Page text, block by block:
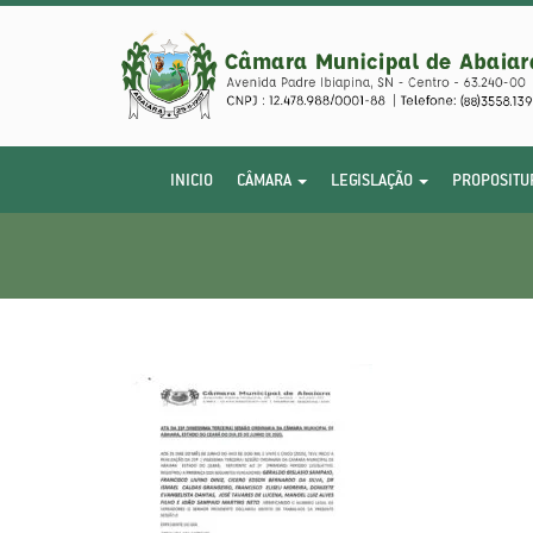
INICIO CÂMARA LEGISLAÇÃO